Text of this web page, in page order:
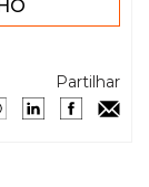
Partilhar